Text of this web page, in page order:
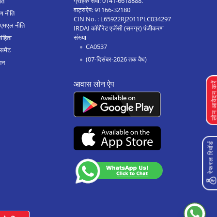
होसकोटे मे होम लोन
बेल्लारी मे होम लोन
हुबली मे होम लोन
गदग मे होम लोन
मैसूर मे होम लोन
तुमकुर मे होम लोन
जयनगर मे होम लोन
चिकबलपुर मे होम लोन
लोन
रेफरल रिवॉर्ड
नीति
नीति
वाट्सऐप:91166-32180
CIN No. : L65922RJ2011PLC034297
IRDAI कॉर्पोरेट एजेंसी (समग्र) पंजीकरण
संख्या
CA0537
(07-दिसंबर-2026 तक वैध)
आवास लोन ऐप